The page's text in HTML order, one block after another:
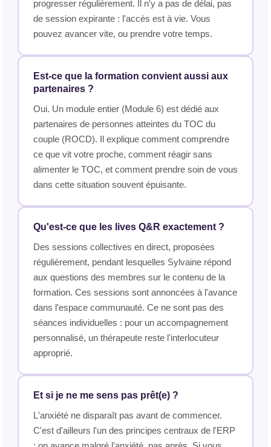
progresser régulièrement. Il n'y a pas de délai, pas
de session expirante : l'accès est à vie. Vous
pouvez avancer vite, ou prendre votre temps.
Est-ce que la formation convient aussi aux
partenaires ?
Oui. Un module entier (Module 6) est dédié aux
partenaires de personnes atteintes du TOC du
couple (ROCD). Il explique comment comprendre
ce que vit votre proche, comment réagir sans
alimenter le TOC, et comment prendre soin de vous
dans cette situation souvent épuisante.
Qu'est-ce que les lives Q&R exactement ?
Des sessions collectives en direct, proposées
régulièrement, pendant lesquelles Sylvaine répond
aux questions des membres sur le contenu de la
formation. Ces sessions sont annoncées à l'avance
dans l'espace communauté. Ce ne sont pas des
séances individuelles : pour un accompagnement
personnalisé, un thérapeute reste l'interlocuteur
approprié.
Et si je ne me sens pas prêt(e) ?
L'anxiété ne disparaît pas avant de commencer.
C'est d'ailleurs l'un des principes centraux de l'ERP